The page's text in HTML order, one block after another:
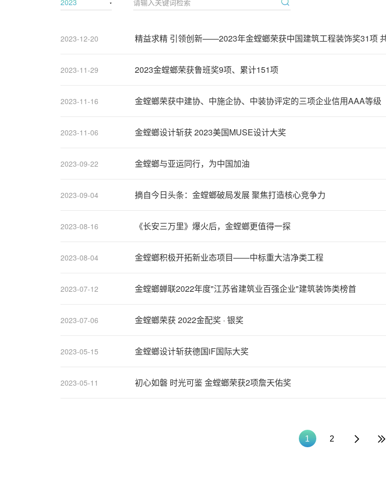
2023-12-20 精益求精 引领创新——2023年金螳螂荣获中国建筑工程装饰奖31项
2023-11-29 2023金螳螂荣获鲁班奖9项、累计151项
2023-11-16 金螳螂荣获中建协、中施企协、中装协评定的三项企业信用AAA等级
2023-11-06 金螳螂设计斩获 2023美国MUSE设计大奖
2023-09-22 金螳螂与亚运同行，为中国加油
2023-09-04 摘自今日头条：金螳螂破局发展 聚焦打造核心竞争力
2023-08-16 《长安三万里》爆火后，金螳螂更值得一探
2023-08-04 金螳螂积极开拓新业态项目——中标重大洁净类工程
2023-07-12 金螳螂蝉联2022年度"江苏省建筑业百强企业"建筑装饰类榜首
2023-07-06 金螳螂荣获 2022金配奖 · 银奖
2023-05-15 金螳螂设计斩获德国iF国际大奖
2023-05-11 初心如磐 时光可鉴 金螳螂荣获2项詹天佑奖
1 2